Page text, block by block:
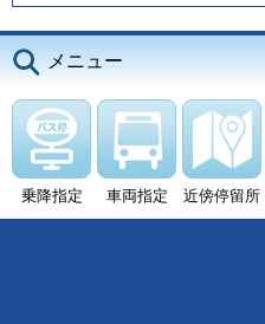
メニュー
乗降指定 車両指定 近傍停留所